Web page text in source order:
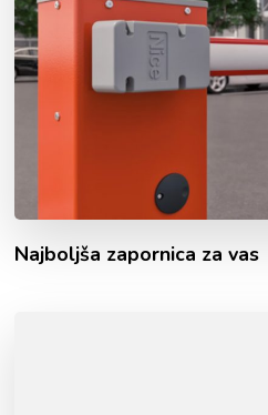
Najboljša zapornica za vas